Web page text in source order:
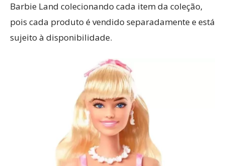
Barbie Land colecionando cada item da coleção,
pois cada produto é vendido separadamente e está
sujeito à disponibilidade.